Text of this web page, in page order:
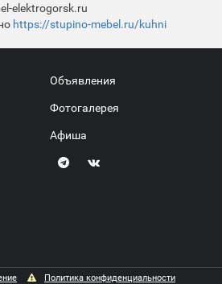
elektrogorsk.ru
https://stupino-mebel.ru/kuhni
Объявления
Фотогалерея
Афиша
Политика конфиденциальности